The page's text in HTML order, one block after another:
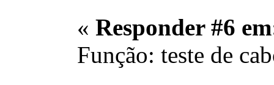
« Responder #6
Função: teste de